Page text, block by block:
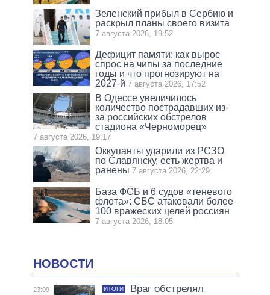
Зеленский прибыл в Сербию и
раскрыл планы своего визита
7 августа 2026, 19:52
Дефицит памяти: как вырос
спрос на чипы за последние
годы и что прогнозируют на
2027-й 7 августа 2026, 17:52
В Одессе увеличилось
количество пострадавших из-
за российских обстрелов
стадиона «Черноморец»
7 августа 2026, 19:17
Оккупанты ударили из РСЗО
по Славянску, есть жертва и
ранены 7 августа 2026, 22:29
База ФСБ и 6 судов «теневого
флота»: СБС атаковали более
100 вражеских целей россиян
7 августа 2026, 18:05
НОВОСТИ
23:09 ИТОГИ
Враг обстрелял